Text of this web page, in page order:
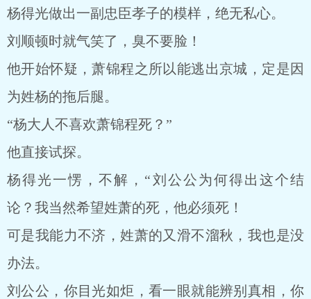
杨得光做出一副忠臣孝子的模样，绝无私心。
刘顺顿时就气笑了，臭不要脸！
他开始怀疑，萧锦程之所以能逃出京城，定是因
为姓杨的拖后腿。
“杨大人不喜欢萧锦程死？”
他直接试探。
杨得光一愣，不解，“刘公公为何得出这个结
论？我当然希望姓萧的死，他必须死！
可是我能力不济，姓萧的又滑不溜秋，我也是没
办法。
刘公公，你目光如炬，看一眼就能辨别真相，你